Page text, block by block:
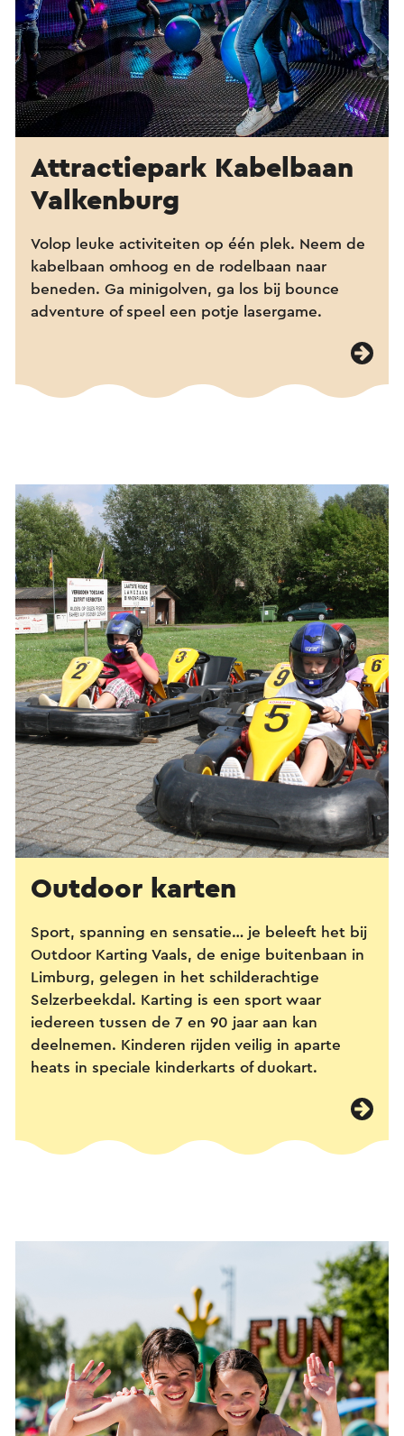
Attractiepark Kabelbaan
Valkenburg
Volop leuke activiteiten op één plek. Neem de
kabelbaan omhoog en de rodelbaan naar
beneden. Ga minigolven, ga los bij bounce
adventure of speel een potje lasergame.
Outdoor karten
Sport, spanning en sensatie… je beleeft het bij
Outdoor Karting Vaals, de enige buitenbaan in
Limburg, gelegen in het schilderachtige
Selzerbeekdal. Karting is een sport waar
iedereen tussen de 7 en 90 jaar aan kan
deelnemen. Kinderen rijden veilig in aparte
heats in speciale kinderkarts of duokart.